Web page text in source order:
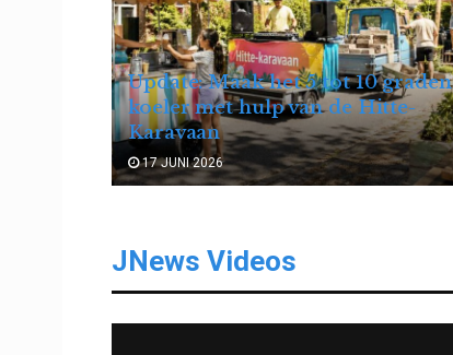
Update: Maak het 5 tot 10 graden
koeler met hulp van de Hitte-
Karavaan
17 JUNI 2026
JNews Videos